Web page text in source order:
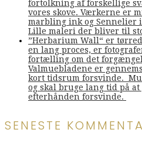
fortolkning af forskellige
vores skove. Værkerne er
marbling ink og Sennelier
Lille maleri der bliver til
”Herbarium Wall“ er
en lang proces, er
fortælling om det
Valmuebladene er
kort tidsrum forsvinde.
og skal bruge lang tid på
efterhånden forsvinde.
SENESTE